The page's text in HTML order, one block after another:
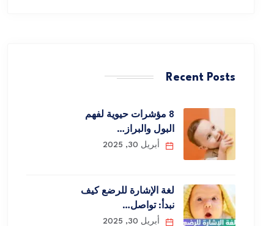
Recent Posts
8 مؤشرات حيوية لفهم
البول والبراز…
أبريل 30, 2025
لغة الإشارة للرضع كيف
نبدأ: تواصل…
أبريل 30, 2025